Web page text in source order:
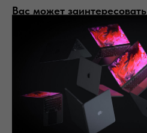
Вас может заинтересовать